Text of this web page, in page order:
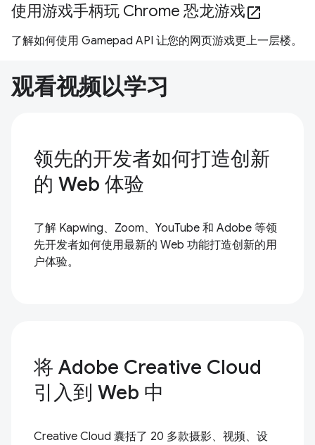
使用游戏手柄玩 Chrome 恐龙游戏open_in_new
了解如何使用 Gamepad API 让您的网页游戏更上一层楼。
观看视频以学习
领先的开发者如何打造创新
的 Web 体验
了解 Kapwing、Zoom、YouTube 和 Adobe 等领
先开发者如何使用最新的 Web 功能打造创新的用
户体验。
将 Adobe Creative Cloud
引入到 Web 中
Creative Cloud 囊括了 20 多款摄影、视频、设